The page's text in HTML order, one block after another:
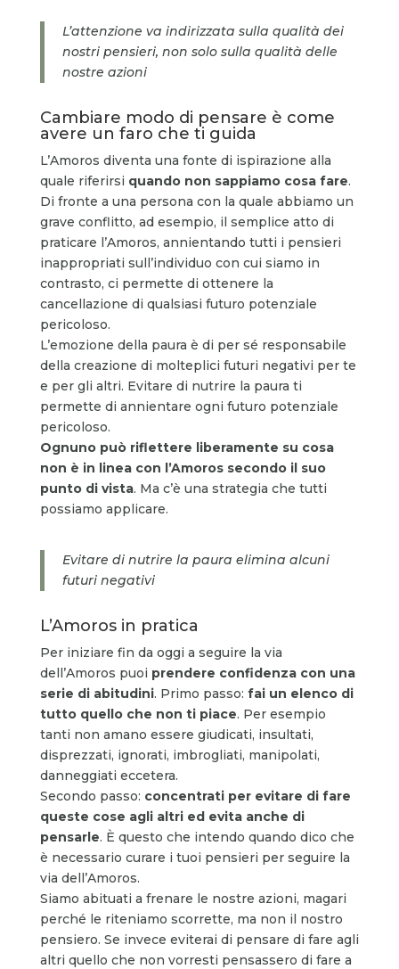
L’attenzione va indirizzata sulla qualità dei
nostri pensieri, non solo sulla qualità delle
nostre azioni
Cambiare modo di pensare è come
avere un faro che ti guida
L’Amoros diventa una fonte di ispirazione alla
quale riferirsi quando non sappiamo cosa fare.
Di fronte a una persona con la quale abbiamo un
grave conflitto, ad esempio, il semplice atto di
praticare l’Amoros, annientando tutti i pensieri
inappropriati sull’individuo con cui siamo in
contrasto, ci permette di ottenere la
cancellazione di qualsiasi futuro potenziale
pericoloso.
L’emozione della paura è di per sé responsabile
della creazione di molteplici futuri negativi per te
e per gli altri. Evitare di nutrire la paura ti
permette di annientare ogni futuro potenziale
pericoloso.
Ognuno può riflettere liberamente su cosa
non è in linea con l’Amoros secondo il suo
punto di vista. Ma c’è una strategia che tutti
possiamo applicare.
Evitare di nutrire la paura elimina alcuni
futuri negativi
L’Amoros in pratica
Per iniziare fin da oggi a seguire la via
dell’Amoros puoi prendere confidenza con una
serie di abitudini. Primo passo: fai un elenco di
tutto quello che non ti piace. Per esempio
tanti non amano essere giudicati, insultati,
disprezzati, ignorati, imbrogliati, manipolati,
danneggiati eccetera.
Secondo passo: concentrati per evitare di fare
queste cose agli altri ed evita anche di
pensarle. È questo che intendo quando dico che
è necessario curare i tuoi pensieri per seguire la
via dell’Amoros.
Siamo abituati a frenare le nostre azioni, magari
perché le riteniamo scorrette, ma non il nostro
pensiero. Se invece eviterai di pensare di fare agli
altri quello che non vorresti pensassero di fare a